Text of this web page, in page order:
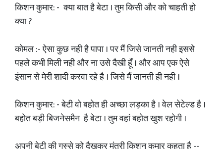
किशन कुमार: - क्या बात है बेटा । तुम किसी और को चाहती हो
क्या ?
कोमल :- ऐसा कुछ नही है पापा । पर मैं जिसे जानती नही इससे
पहले कभी मिली नही और ना उसे दैखी हूँ । और आप एक ऐसे
इंसान से मेरी शादी करवा रहे है । जिसे मैं जानती ही नही ।
किशन कुमार: - बेटी वो बहोत ही अच्छा लड़का है । वेल सेटेल्ड है ।
बहोत बड़ी बिजनेसमैन है बेटा । तुम वहां बहोत खुश रहोगी ।